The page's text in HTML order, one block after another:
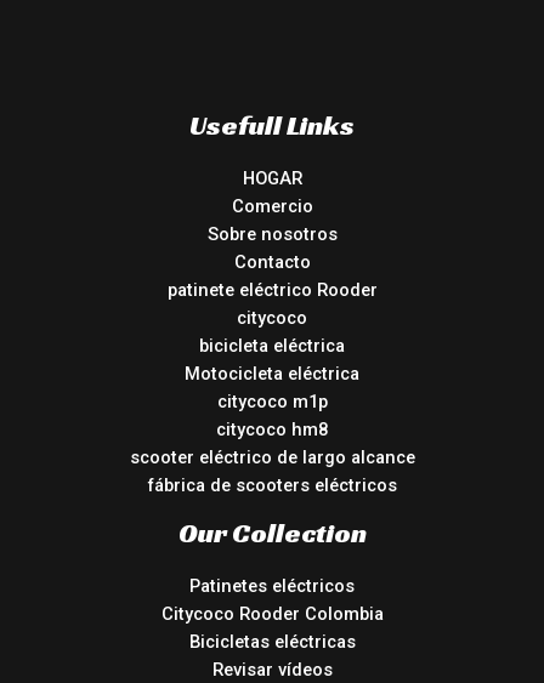
Usefull Links
HOGAR
Comercio
Sobre nosotros
Contacto
patinete eléctrico Rooder
citycoco
bicicleta eléctrica
Motocicleta eléctrica
citycoco m1p
citycoco hm8
scooter eléctrico de largo alcance
fábrica de scooters eléctricos
Our Collection
Patinetes eléctricos
Citycoco Rooder Colombia
Bicicletas eléctricas
Revisar vídeos